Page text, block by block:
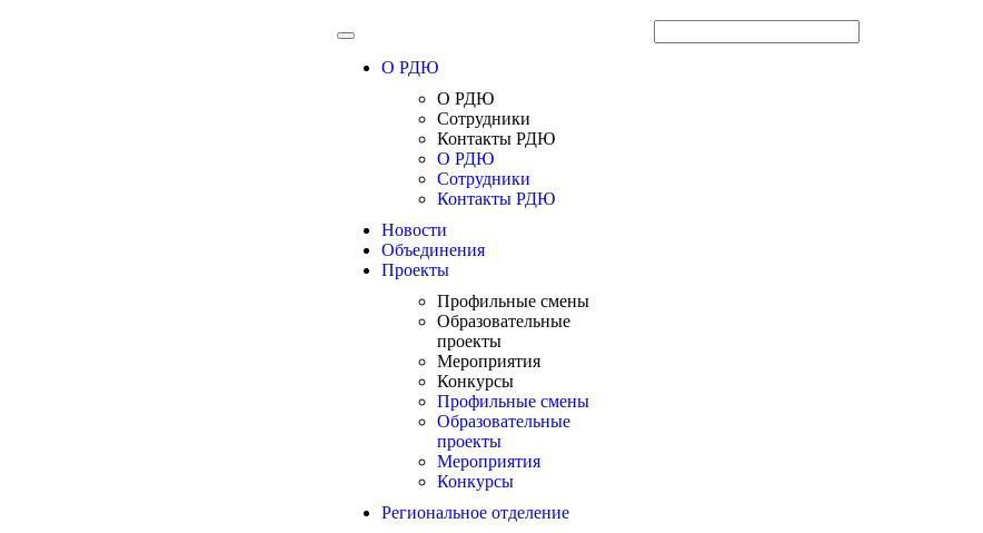
О РДЮ
О РДЮ
Сотрудники
Контакты РДЮ
О РДЮ
Сотрудники
Контакты РДЮ
Новости
Объединения
Проекты
Профильные смены
Образовательные
проекты
Мероприятия
Конкурсы
Профильные смены
Образовательные
проекты
Мероприятия
Конкурсы
Региональное отделение